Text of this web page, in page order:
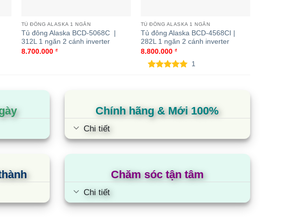
dành cho bạn.
TỦ ĐÔNG ALASKA 1 NGĂN
Tủ đông Alaska BCD-5068C |
312L 1 ngăn 2 cánh inverter
8.700.000 ₫
TỦ ĐÔNG ALASKA 1 NGĂN
Tủ đông Alaska BCD-4568CI |
282L 1 ngăn 2 cánh inverter
8.800.000 ₫
1
Chính hãng & Mới 100%
Chi tiết
Chăm sóc tận tâm
Chi tiết